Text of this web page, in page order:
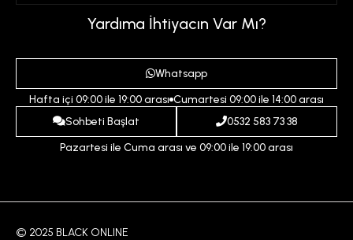
Üyelik Sözleşmesi
Gizlilik ve Güvenlik Politikası
Ödeme ve Teslimat Koşulları
İptal ve İade Koşulları
İndirim
Yardıma İhtiyacın Var Mı?
Whatsapp
Hafta içi 09:00 ile 19:00 arası Cumartesi 09:00 ile 14:00 arası
Sohbeti Başlat
0532 583 73 38
Pazartesi ile Cuma arası ve 09:00 ile 19:00 arası
© 2025 BLACK ONLINE